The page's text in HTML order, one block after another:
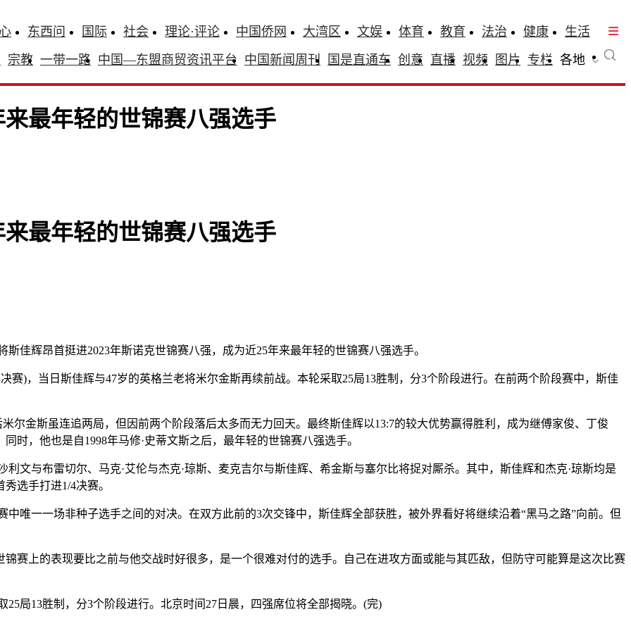
东西问 国际 社会 理论·评论 中国侨网 大湾区 文娱 体育 教育 法治 健康
生活
宗教 一带一路 中国—东盟商贸资讯平台 中国新闻周刊 国是直通车 创意 直播 视频 图片 专栏 各地
最年轻的世锦赛八强选手
最年轻的世锦赛八强选手
佳辉昂首挺进2023年斯诺克世锦赛八强，成为近25年来最年轻的世锦赛八强选手。
)，当日斯佳辉与47岁的英格兰老将米尔金斯再续前战。本轮采取25局13胜制，分3个阶段进行。在前两个阶段赛中，斯佳
金斯虽连追两局，但因前两个阶段落后太多而无力回天。最终斯佳辉以13:7的较大优势赢得胜利，成为继傅家俊、丁俊
时，他也是自1998年马修·史蒂文斯之后，最年轻的世锦赛八强选手。
与布雷切尔、马克·艾伦与杰克·琼斯、麦克吉尔与斯佳辉、希金斯与塞尔比将捉对厮杀。其中，斯佳辉和杰克·琼斯均是
选手打进1/4决赛。
一一场非种子选手之间的对决。在双方此前的3次交锋中，斯佳辉全部获胜，被外界看好将继续沿着“黑马之路”向前。但
上的表现要比之前与他交战时好很多，是一个很难对付的选手。自己在进攻方面或能与其匹敌，但防守可能算是这次比赛
13胜制，分3个阶段进行。北京时间27日晨，四强席位将全部揭晓。(完)